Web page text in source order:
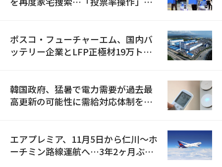
ポスコ・フューチャーエム、国内バ
ッテリー企業とLFP正極材19万トン
韓国政府、猛暑で電力需要が過去最
高更新の可能性に需給対応体制を点
エアプレミア、11月5日から仁川〜ホ
ーチミン路線運航へ…3年2ヶ月ぶり